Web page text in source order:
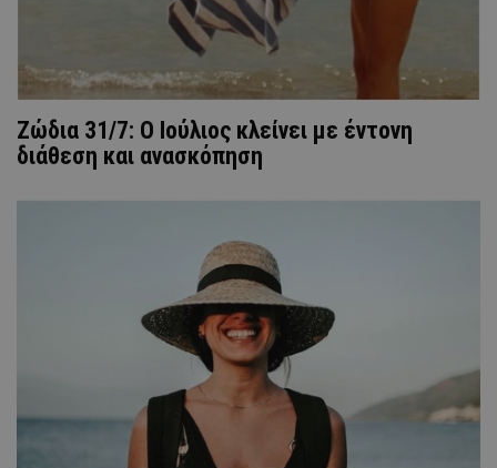
Ζώδια 31/7: Ο Ιούλιος κλείνει με έντονη
διάθεση και ανασκόπηση